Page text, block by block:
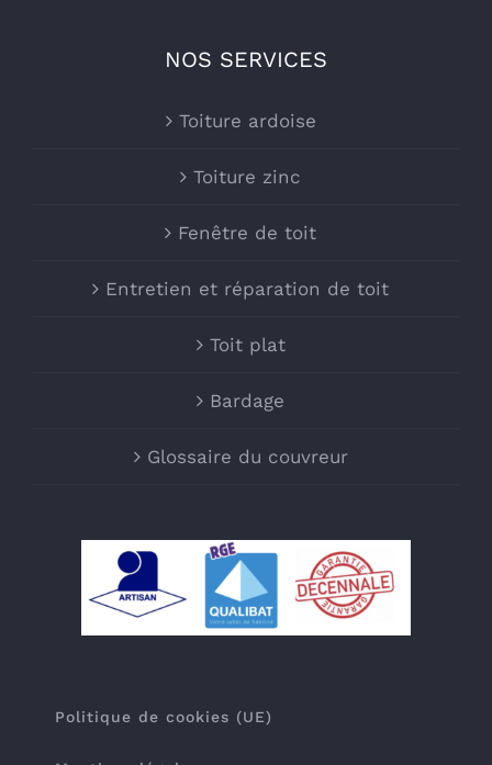
NOS SERVICES
Toiture ardoise
Toiture zinc
Fenêtre de toit
Entretien et réparation de toit
Toit plat
Bardage
Glossaire du couvreur
Politique de cookies (UE)